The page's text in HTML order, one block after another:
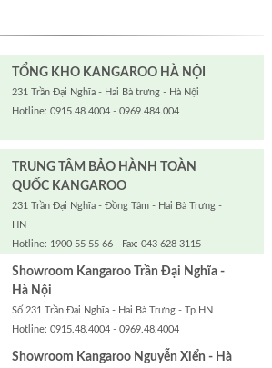
TỔNG KHO KANGAROO HÀ NỘI
231 Trần Đại Nghĩa - Hai Bà trưng - Hà Nội
Hotline: 0915.48.4004 - 0969.484.004
TRUNG TÂM BẢO HÀNH TOÀN
QUỐC KANGAROO
231 Trần Đại Nghĩa - Đồng Tâm - Hai Bà Trưng -
HN
Hotline: 1900 55 55 66 - Fax: 043 628 3115
Showroom Kangaroo Trần Đại Nghĩa -
Hà Nội
Số 231 Trần Đại Nghĩa - Hai Bà Trưng - Tp.HN
Hotline: 0915.48.4004 - 0969.48.4004
Showroom Kangaroo Nguyễn Xiển - Hà